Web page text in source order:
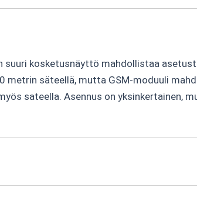
kosketusnäyttö mahdollistaa
säteellä, mutta GSM-moduuli
sateella. Asennus on yksinkertainen,